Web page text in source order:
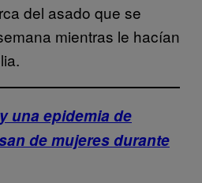
del asado que se
mientras le hacían
una epidemia de
de mujeres durante